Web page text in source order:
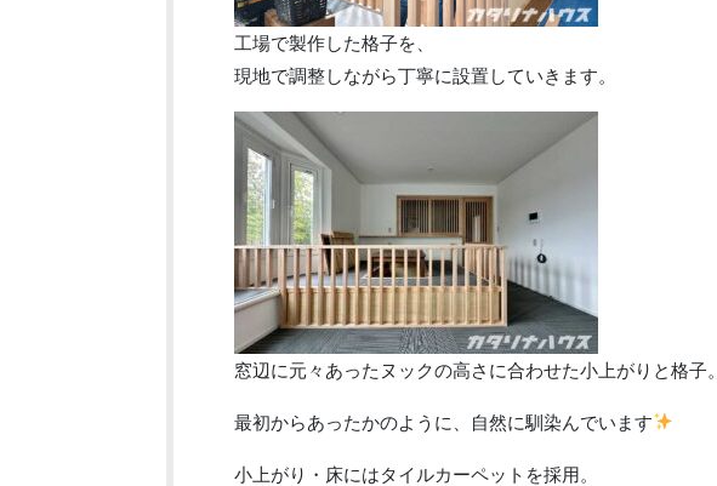
工場で製作した格子を、
現地で調整しながら丁寧に設置していきます。
窓辺に元々あったヌックの高さに合わせた小上がりと格子。
最初からあったかのように、自然に馴染んでいます
小上がり・床にはタイルカーペットを採用。